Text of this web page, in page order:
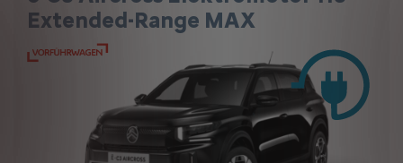
Extended-Range MAX